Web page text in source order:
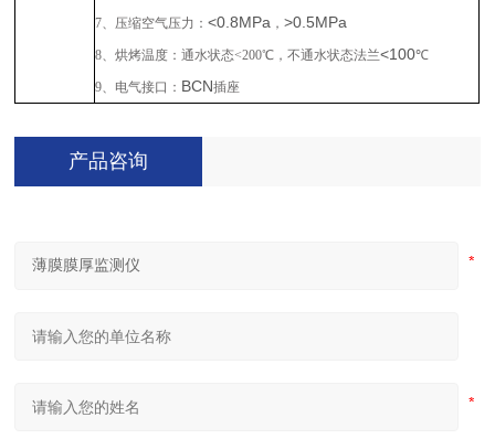
7、压缩空气压力：<0.8MPa ，>0.5MPa
8、烘烤温度：通水状态<200℃，不通水状态法兰<100℃
9、电气接口： BCN插座
产品咨询